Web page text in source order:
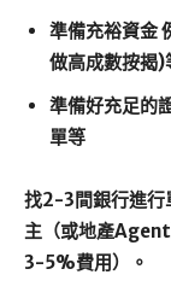
準備充裕資金
做高成數按揭)
準備好充足的
單等
找2-3間銀行進行
主（或地產
3-5%費用）。